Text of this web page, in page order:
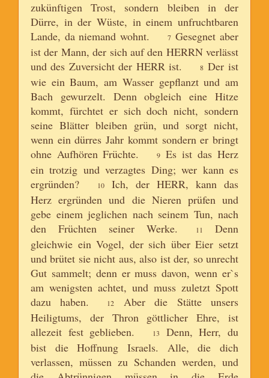
zukünftigen Trost, sondern bleiben in der
Dürre, in der Wüste, in einem unfruchtbaren
Lande, da niemand wohnt.
7 Gesegnet aber
ist der Mann, der sich auf den HERRN verlässt
und des Zuversicht der HERR ist.
8 Der ist
wie ein Baum, am Wasser gepflanzt und am
Bach gewurzelt. Denn obgleich eine Hitze
kommt, fürchtet er sich doch nicht, sondern
seine Blätter bleiben grün, und sorgt nicht,
wenn ein dürres Jahr kommt sondern er bringt
ohne Aufhören Früchte.
9 Es ist das Herz
ein trotzig und verzagtes Ding; wer kann es
ergründen?
10
Ich, der HERR, kann das
Herz ergründen und die Nieren prüfen und
gebe einem jeglichen nach seinem Tun, nach
den Früchten seiner Werke.
11
Denn
gleichwie ein Vogel, der sich über Eier setzt
und brütet sie nicht aus, also ist der, so unrecht
Gut sammelt; denn er muss davon, wenn er`s
am wenigsten achtet, und muss zuletzt Spott
dazu haben.
12
Aber die Stätte unsers
Heiligtums, der Thron göttlicher Ehre, ist
allezeit fest geblieben.
13
Denn, Herr, du
bist die Hoffnung Israels. Alle, die dich
verlassen, müssen zu Schanden werden, und